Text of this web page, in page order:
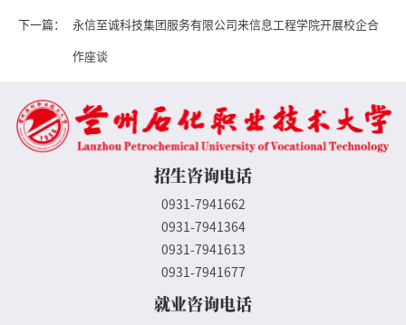
下一篇： 永信至诚科技集团服务有限公司来信息工程学院开展校企合
作座谈
招生咨询电话
0931-7941662
0931-7941364
0931-7941613
0931-7941677
就业咨询电话